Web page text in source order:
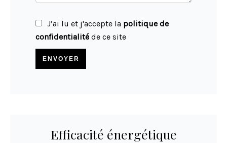
J’ai lu et j'accepte la politique de
confidentialité de ce site
ENVOYER
Efficacité énergétique